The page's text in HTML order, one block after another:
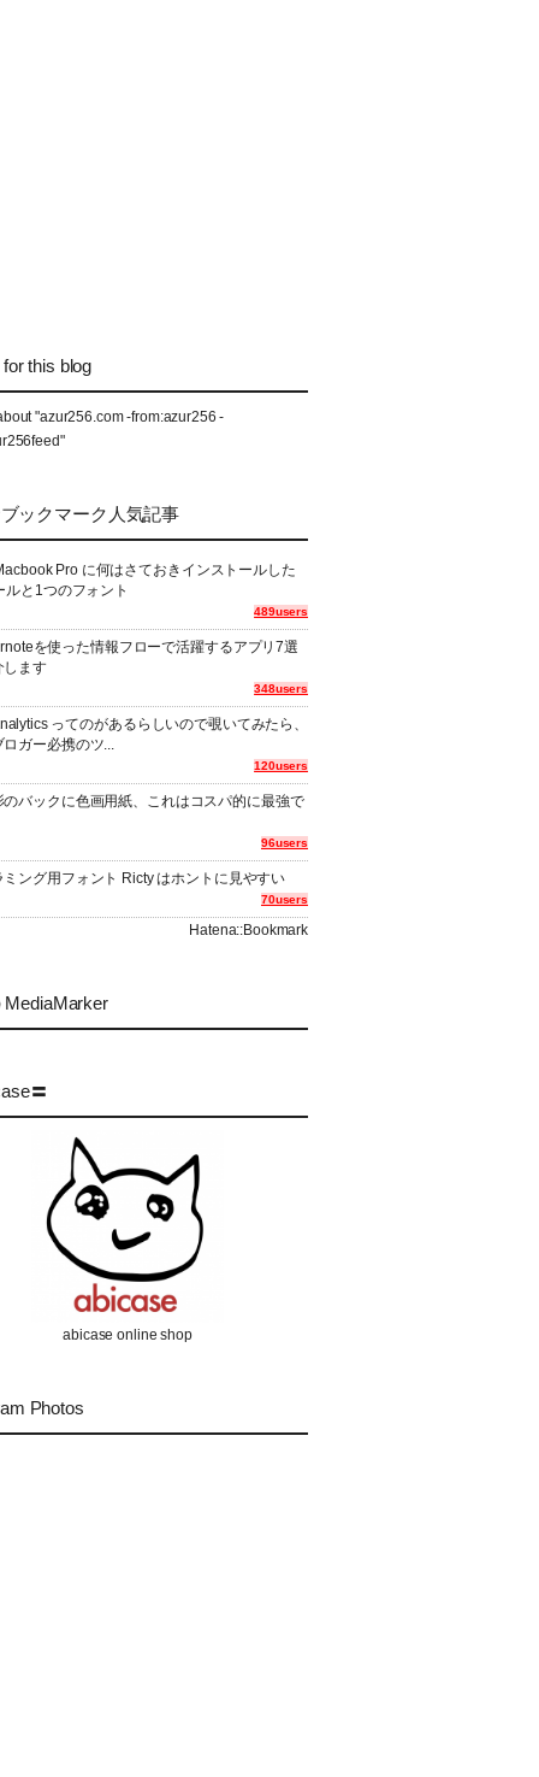
this blog
"azur256.com -from:azur256 -
ックマーク人気記事
Pro に何はさておきインストールした
ルと1つのフォント
489users
を使った情報フローで活躍するアプリ7選
します
348users
ってのがあるらしいので覗いてみたら、
ロガー必携のツ...
120users
のバックに色画用紙、これはコスパ的に最強で
96users
ミング用フォント Ricty はホントに見やすい
70users
Hatena::Bookmark
MediaMarker
〓
abicase online shop
Photos